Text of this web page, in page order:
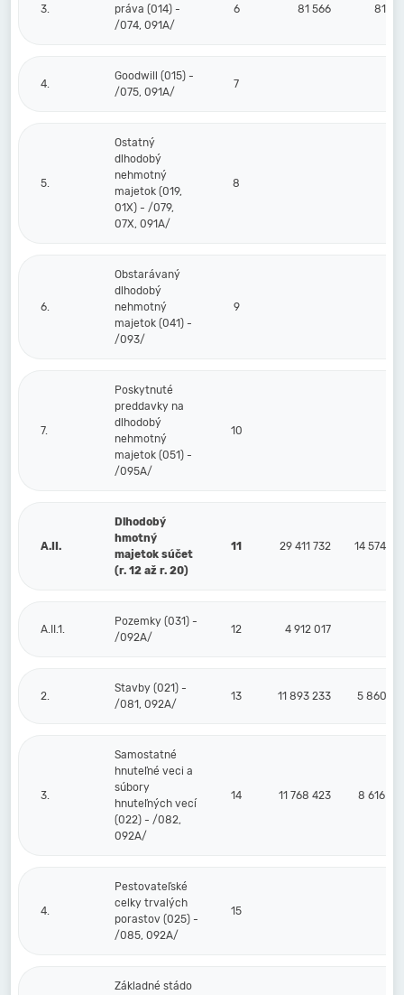
3.
práva (014) -
/074, 091A/
6 81 566 81
4.
Goodwill (015) -
/075, 091A/
7
5.
Ostatný
dlhodobý
nehmotný
majetok (019,
01X) - /079,
07X, 091A/
8
6.
Obstarávaný
dlhodobý
nehmotný
majetok (041) -
/093/
9
7.
Poskytnuté
preddavky na
dlhodobý
nehmotný
majetok (051) -
/095A/
10
A.II.
Dlhodobý
hmotný
majetok súčet
(r. 12 až r. 20)
11 29 411 732 14 574
A.II.1.
Pozemky (031) -
/092A/
12 4 912 017
2.
Stavby (021) -
/081, 092A/
13 11 893 233 5 860
3.
Samostatné
hnuteľné veci a
súbory
hnuteľných vecí
(022) - /082,
092A/
14 11 768 423 8 616
4.
Pestovateľské
celky trvalých
porastov (025) -
/085, 092A/
15
Základné stádo